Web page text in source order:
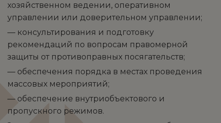
хозяйственном ведении, оперативном
управлении или доверительном управлении;
— консультирования и подготовку
рекомендаций по вопросам правомерной
защиты от противоправных посягательств;
— обеспечения порядка в местах проведения
массовых мероприятий;
— обеспечение внутриобъектового и
пропускного режимов.